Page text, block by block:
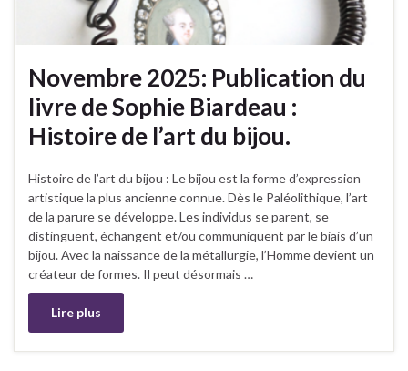
Novembre 2025: Publication du
livre de Sophie Biardeau :
Histoire de l’art du bijou.
Histoire de l’art du bijou : Le bijou est la forme d’expression
artistique la plus ancienne connue. Dès le Paléolithique, l’art
de la parure se développe. Les individus se parent, se
distinguent, échangent et/ou communiquent par le biais d’un
bijou. Avec la naissance de la métallurgie, l’Homme devient un
créateur de formes. Il peut désormais …
Lire plus